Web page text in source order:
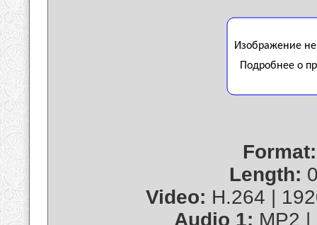
Format:
Length:
Video: H.264 |
Audio 1: MP2